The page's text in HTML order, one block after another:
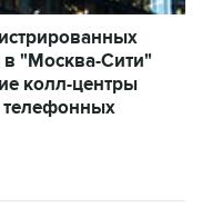
"Москва-Сити"
колл-центры
телефонных